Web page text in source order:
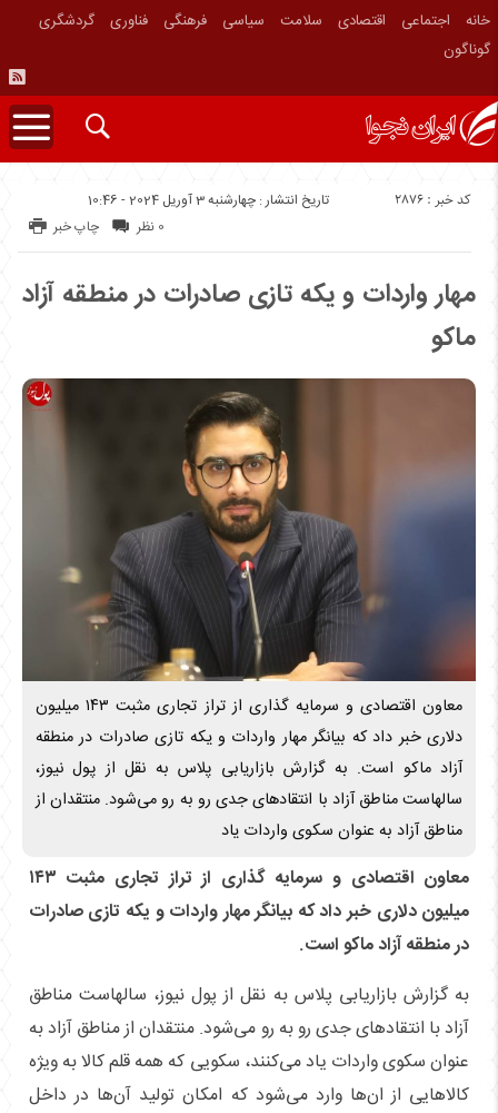
خانه اجتماعی اقتصادی سلامت سیاسی فرهنگی فناوری
گردشگری
گوناگون
تاریخ انتشار : چهارشنبه 3 آوریل 2024 - 10:46 کد خبر : 2876
چاپ خبر 0 نظر
مهار واردات و یکه تازی صادرات در منطقه آزاد
ماکو
معاون اقتصادی و سرمایه گذاری از تراز تجاری مثبت ۱۴۳ میلیون
دلاری خبر داد که بیانگر مهار واردات و یکه تازی صادرات در منطقه
آزاد ماکو است. به گزارش بازاریابی پلاس به نقل از پول نیوز،
سالهاست مناطق آزاد با انتقاد‌های جدی رو به رو می‌شود. منتقدان از
مناطق آزاد به عنوان سکوی واردات یاد
معاون اقتصادی و سرمایه گذاری از تراز تجاری مثبت ۱۴۳
میلیون دلاری خبر داد که بیانگر مهار واردات و یکه تازی صادرات
در منطقه آزاد ماکو است.
به گزارش بازاریابی پلاس به نقل از پول نیوز، سالهاست مناطق
آزاد با انتقاد‌های جدی رو به رو می‌شود. منتقدان از مناطق آزاد به
عنوان سکوی واردات یاد می‌کنند، سکویی که همه قلم کالا به ویژه
کالا‌هایی از ان‌ها وارد می‌شود که امکان تولید آن‌ها در داخل